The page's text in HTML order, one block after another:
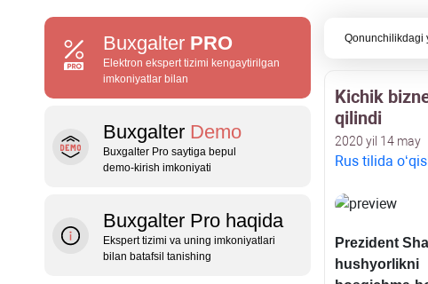
Buxgalter PRO
Elektron ekspert tizimi kengaytirilgan
imkoniyatlar bilan
Buxgalter Demo
Buxgalter Pro saytiga bepul
demo‑kirish imkoniyati
Buxgalter Pro haqida
Ekspert tizimi va uning imkoniyatlari
bilan batafsil tanishing
Qonunchilikdagi
Kichik
qilindi
2020 yil 14 may
Rus tilida
Prezident